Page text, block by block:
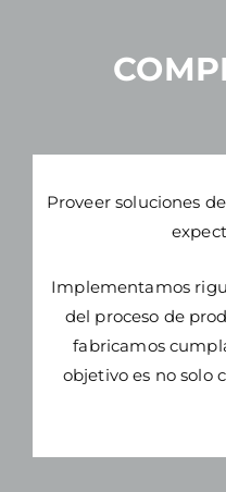
Proveer soluciones
Implementamos
del proceso de
fabricamos
objetivo es no solo